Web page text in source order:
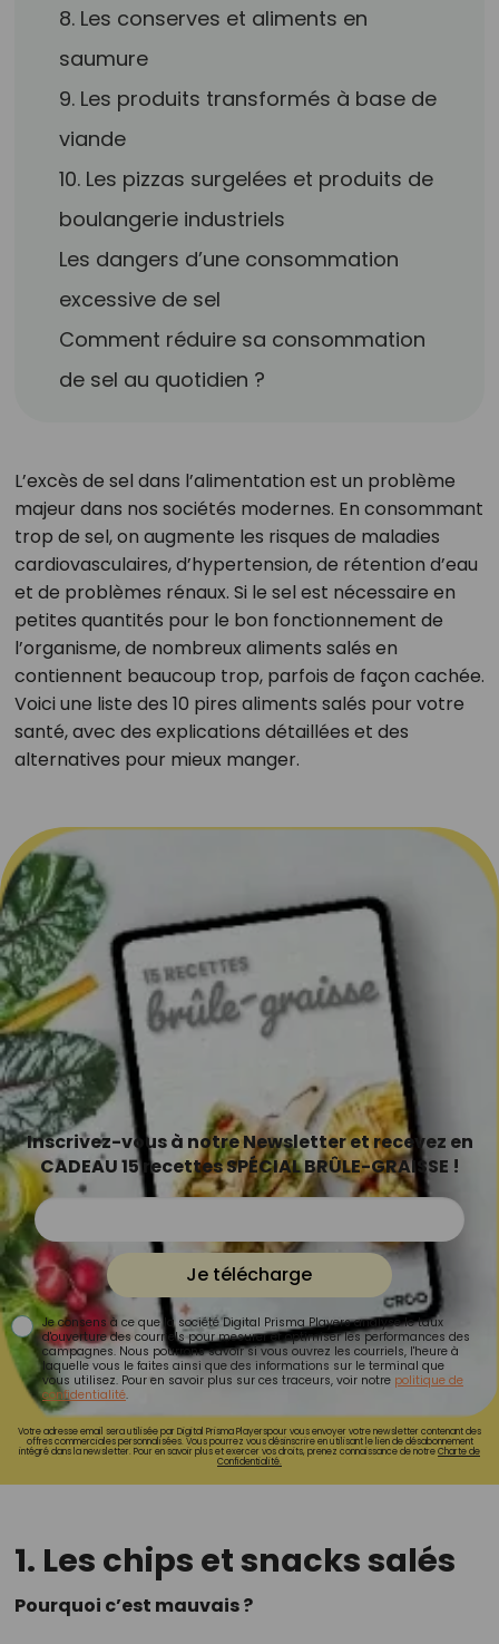
8. Les conserves et aliments en
saumure
9. Les produits transformés à base de
viande
10. Les pizzas surgelées et produits de
boulangerie industriels
Les dangers d’une consommation
excessive de sel
Comment réduire sa consommation
de sel au quotidien ?
L’excès de sel dans l’alimentation est un problème
majeur dans nos sociétés modernes. En consommant
trop de sel, on augmente les risques de maladies
cardiovasculaires, d’hypertension, de rétention d’eau
et de problèmes rénaux. Si le sel est nécessaire en
petites quantités pour le bon fonctionnement de
l’organisme, de nombreux aliments salés en
contiennent beaucoup trop, parfois de façon cachée.
Voici une liste des 10 pires aliments salés pour votre
santé, avec des explications détaillées et des
alternatives pour mieux manger.
Inscrivez-vous à notre Newsletter et recevez en
CADEAU 15 recettes SPÉCIAL BRÛLE-GRAISSE !
Je télécharge
Je consens à ce que la société Digital Prisma Players analyse le taux
d'ouverture des courriels pour mesurer et optimiser les performances des
campagnes. Nous pourrons savoir si vous ouvrez les courriels, l'heure à
laquelle vous le faites ainsi que des informations sur le terminal que
vous utilisez. Pour en savoir plus sur ces traceurs, voir notre politique de
confidentialité.
Votre adresse email sera utilisée par Digital Prisma Playerspour vous envoyer votre newsletter contenant des
offres commerciales personnalisées. Vous pourrez vous désinscrire en utilisant le lien de désabonnement
intégré dans la newsletter. Pour en savoir plus et exercer vos droits, prenez connaissance de notreCharte de
Confidentialité.
1. Les chips et snacks salés
Pourquoi c’est mauvais ?